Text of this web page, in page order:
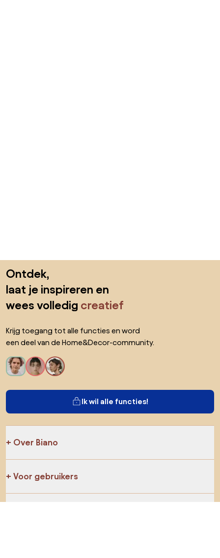
Ontdek,
laat je inspireren en
wees volledig creatief
Krijg toegang tot alle functies en word
een deel van de Home&Decor-community.
Ik wil alle functies!
Over Biano
Voor gebruikers